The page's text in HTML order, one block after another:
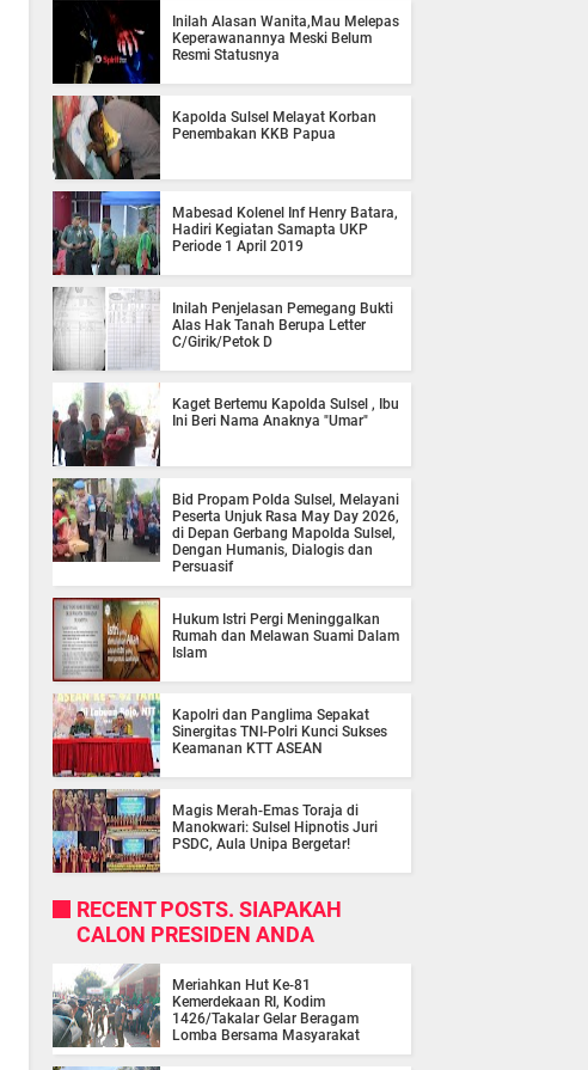
Inilah Alasan Wanita,Mau Melepas
Keperawanannya Meski Belum
Resmi Statusnya
Kapolda Sulsel Melayat Korban
Penembakan KKB Papua
Mabesad Kolenel Inf Henry Batara,
Hadiri Kegiatan Samapta UKP
Periode 1 April 2019
Inilah Penjelasan Pemegang Bukti
Alas Hak Tanah Berupa Letter
C/Girik/Petok D
Kaget Bertemu Kapolda Sulsel , Ibu
Ini Beri Nama Anaknya "Umar"
Bid Propam Polda Sulsel, Melayani
Peserta Unjuk Rasa May Day 2026,
di Depan Gerbang Mapolda Sulsel,
Dengan Humanis, Dialogis dan
Persuasif
Hukum Istri Pergi Meninggalkan
Rumah dan Melawan Suami Dalam
Islam
Kapolri dan Panglima Sepakat
Sinergitas TNI-Polri Kunci Sukses
Keamanan KTT ASEAN
Magis Merah-Emas Toraja di
Manokwari: Sulsel Hipnotis Juri
PSDC, Aula Unipa Bergetar!
RECENT POSTS. SIAPAKAH
CALON PRESIDEN ANDA
Meriahkan Hut Ke-81
Kemerdekaan RI, Kodim
1426/Takalar Gelar Beragam
Lomba Bersama Masyarakat